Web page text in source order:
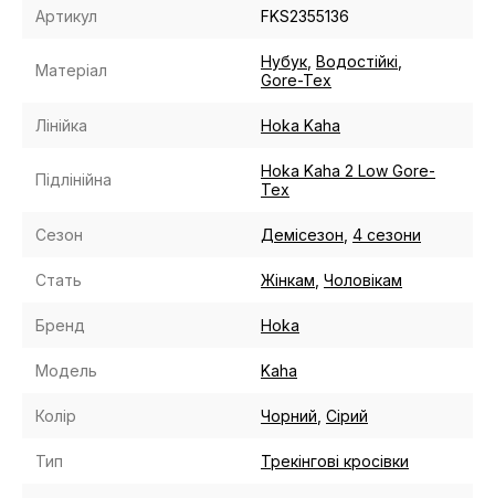
Артикул FKS2355136
Матеріал Нубук Водостійкі
Gore-Tex
Лінійка Hoka Kaha
Підлінійна
Hoka Kaha 2 Low Gore-
Tex
Сезон Демісезон 4 сезони
Стать Жінкам Чоловікам
Бренд Hoka
Модель Kaha
Колір Чорний Сірий
Тип Трекінгові кросівки